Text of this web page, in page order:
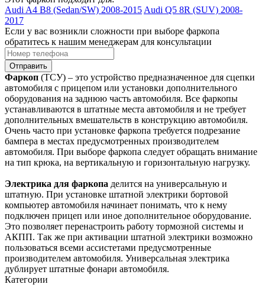
Audi A4 B8 (Sedan/SW) 2008-2015 Audi Q5 8R (SUV) 2008-
2017
Если у вас возникли сложности при выборе фаркопа
обратитесь к нашим менеджерам для консультации
Отправить
Фаркоп (ТСУ) – это устройство предназначенное для сцепки
автомобиля с прицепом или установки дополнительного
оборудования на заднюю часть автомобиля. Все фаркопы
устанавливаются в штатные места автомобиля и не требует
дополнительных вмешательств в конструкцию автомобиля.
Очень часто при установке фаркопа требуется подрезание
бампера в местах предусмотренных производителем
автомобиля. При выборе фаркопа следует обращать внимание
на тип крюка, на вертикальную и горизонтальную нагрузку.
Электрика для фаркопа делится на универсальную и
штатную. При установке штатной электрики бортовой
компьютер автомобиля начинает понимать, что к нему
подключен прицеп или иное дополнительное оборудование.
Это позволяет перенастроить работу тормозной системы и
АКПП. Так же при активации штатной электрики возможно
пользоваться всеми ассистетами предусмотренные
производителем автомобиля. Универсальная электрика
дублирует штатные фонари автомобиля.
Категории